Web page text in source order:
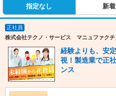
指定なし 新
正社員
株式会社テクノ・サービス マニュファクチ
経験よりも、安
視！製造業で正
ンス